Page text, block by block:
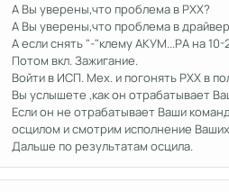
А Вы уверены,что проблема в РХХ?
А Вы уверены,что проблема в
А если снять "-"клему АКУМ...РА на 10-
Потом вкл. Зажигание.
Войти в ИСП. Мех. и погонять РХХ в
Вы услышете ,как он отрабатывает
Если он не отрабатывает Ваши
осцилом и смотрим исполнение
Дальше по результатам осцила.